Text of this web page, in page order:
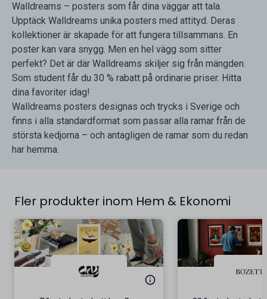
Walldreams – posters som får dina väggar att tala.
Upptäck Walldreams unika posters med attityd. Deras
kollektioner är skapade för att fungera tillsammans. En
poster kan vara snygg. Men en hel vägg som sitter
perfekt? Det är där Walldreams skiljer sig från mängden.
Som student får du 30 % rabatt på ordinarie priser. Hitta
dina favoriter idag!
Walldreams posters designas och trycks i Sverige och
finns i alla standardformat som passar alla ramar från de
största kedjorna – och antagligen de ramar som du redan
har hemma.
Fler produkter inom Hem & Ekonomi